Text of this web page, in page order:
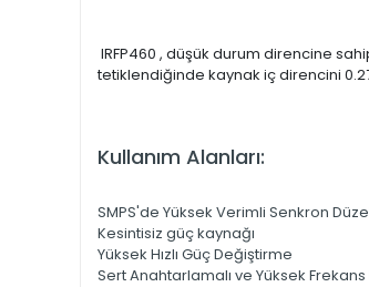
IRFP460 , düşük durum direncine
tetiklendiğinde kaynak iç direncini
Kullanım Alanları:
SMPS'de Yüksek Verimli Senkron
Kesintisiz güç kaynağı
Yüksek Hızlı Güç Değiştirme
Sert Anahtarlamalı ve Yüksek